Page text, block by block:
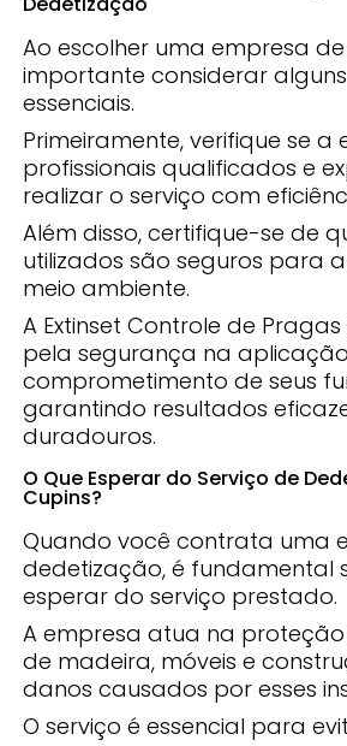
Ao escolher uma empresa
importante considerar
essenciais.
Primeiramente, verifique se a
profissionais qualificados e
realizar o serviço com
Além disso, certifique-se de
utilizados são seguros para
meio ambiente.
A Extinset Controle de
pela segurança na
comprometimento de seus
garantindo resultados
duradouros.
O Que Esperar do Serviço de
Cupins?
Quando você contrata uma
dedetização, é fundamental
esperar do serviço prestado.
A empresa atua na
de madeira, móveis e
danos causados por esses
O serviço é essencial para